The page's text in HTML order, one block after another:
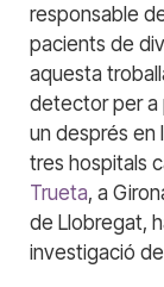
responsable
pacients de
aquesta
detector per a
un després en
tres hospitals
Trueta, a
de Llobregat,
investigació